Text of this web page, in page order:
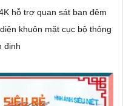
hỗ trợ quan sát ban đêm
định